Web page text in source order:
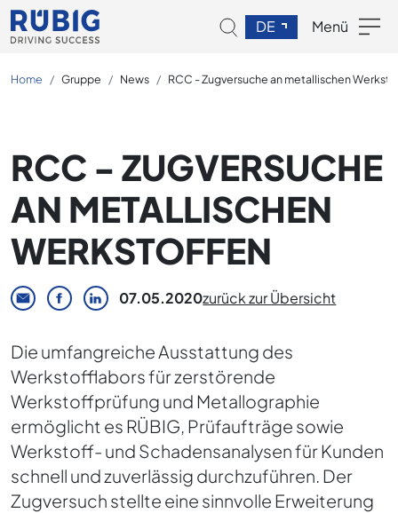
DE Menü
Home Gruppe News RCC - Zugversuche an metallischen
RCC - ZUGVERSUCHE
AN METALLISCHEN
WERKSTOFFEN
07.05.2020zurück zur Übersicht
Die umfangreiche Ausstattung des
Werkstofflabors für zerstörende
Werkstoffprüfung und Metallographie
ermöglicht es RÜBIG, Prüfaufträge sowie
Werkstoff- und Schadensanalysen für Kunden
schnell und zuverlässig durchzuführen. Der
Zugversuch stellte eine sinnvolle Erweiterung